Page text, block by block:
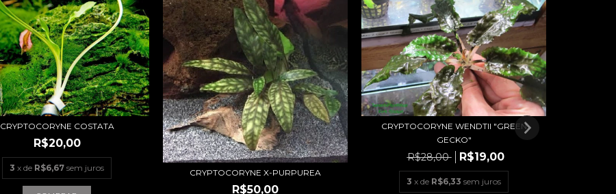
CRYPTOCORYNE COSTATA
R$20,00
3 x de R$6,67 sem juros CRYPTOCORYNE X-PURPUREA
R$50,00
CRYPTOCORYNE WENDTII "GREEN
GECKO"
R$28,00 R$19,00
3 x de R$6,33 sem juros